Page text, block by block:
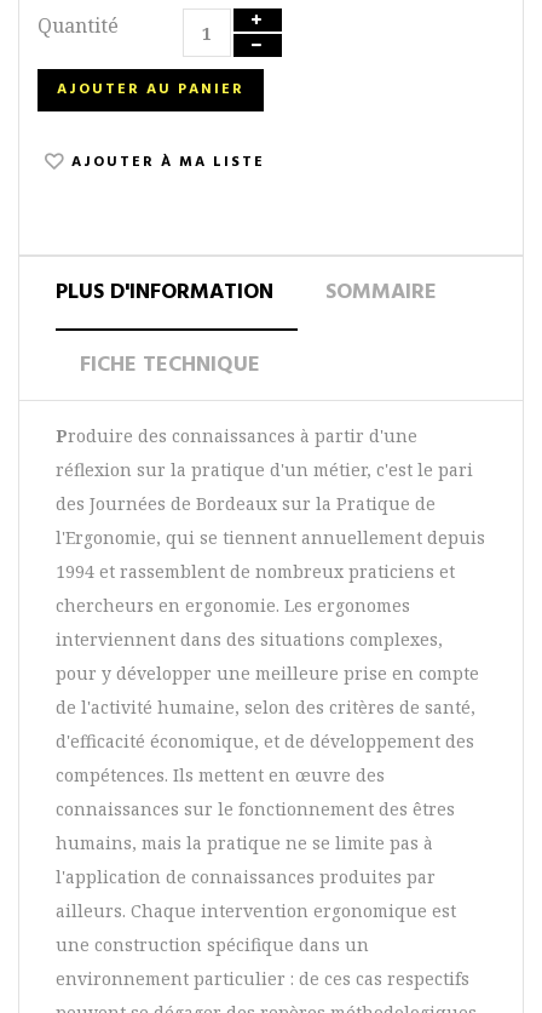
Quantité
AJOUTER AU PANIER
AJOUTER À MA LISTE
PLUS D'INFORMATION SOMMAIRE
FICHE TECHNIQUE
Produire des connaissances à partir d'une
réflexion sur la pratique d'un métier, c'est le pari
des Journées de Bordeaux sur la Pratique de
l'Ergonomie, qui se tiennent annuellement depuis
1994 et rassemblent de nombreux praticiens et
chercheurs en ergonomie. Les ergonomes
interviennent dans des situations complexes,
pour y développer une meilleure prise en compte
de l'activité humaine, selon des critères de santé,
d'efficacité économique, et de développement des
compétences. Ils mettent en œuvre des
connaissances sur le fonctionnement des êtres
humains, mais la pratique ne se limite pas à
l'application de connaissances produites par
ailleurs. Chaque intervention ergonomique est
une construction spécifique dans un
environnement particulier : de ces cas respectifs